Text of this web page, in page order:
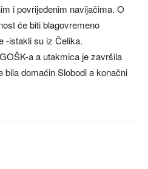
i povrijeđenim navijačima. O
će biti blagovremeno
-istakli su iz Čelika.
a a utakmica je završila
bila domaćin Slobodi a konačni